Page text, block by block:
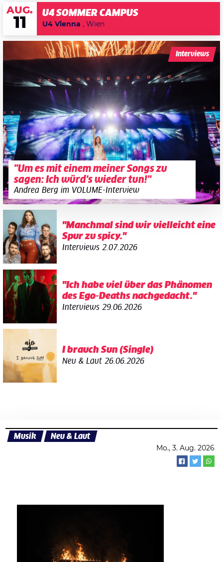
AUG.
11
U4 SOMMER CAMPUS
U4 Vienna , Wien
"Um es mit einem meiner Songs zu
sagen: Ich würd's wieder tun!"
Andrea Berg im VOLUME-Interview
Interviews
"Manchmal sind wir vielleicht eine
Spur zu spicy."
Interviews 2.07.2026
"Ich habe viel über das Phänomen
des Ego-Deaths nachgedacht."
Interviews 29.06.2026
I brauch Sun (Single)
Neu & Laut 26.06.2026
Musik Neu & Laut
Mo., 3. Aug. 2026